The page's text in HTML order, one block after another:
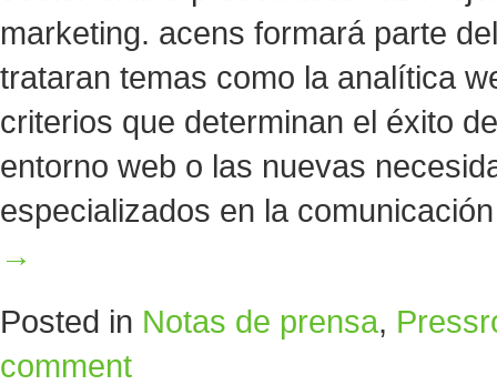
marketing. acens formará parte
trataran temas como la analítica
criterios que determinan el éxito
entorno web o las nuevas
especializados en la
→
Posted in Notas de prensa,
comment